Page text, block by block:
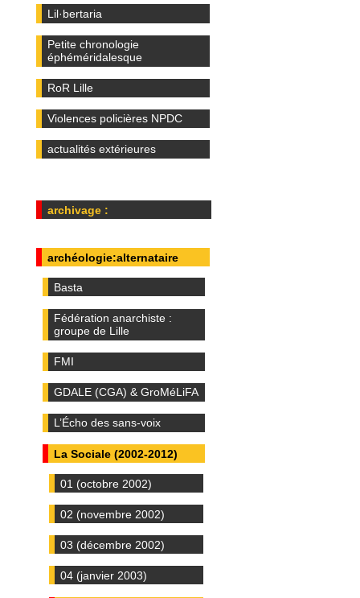
Lil·bertaria
Petite chronologie
éphéméridalesque
RoR Lille
Violences policières NPDC
actualités extérieures
archivage :
archéologie:alternataire
Basta
Fédération anarchiste :
groupe de Lille
FMI
GDALE (CGA) & GroMéLiFA
L’Écho des sans-voix
La Sociale (2002-2012)
01 (octobre 2002)
02 (novembre 2002)
03 (décembre 2002)
04 (janvier 2003)